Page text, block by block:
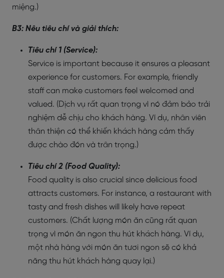
miệng.)
B3: Nêu tiêu chí và giải thích:
Tiêu chí 1 (Service):
Service is important because it ensures a pleasant
experience for customers. For example, friendly
staff can make customers feel welcomed and
valued. (Dịch vụ rất quan trọng vì nó đảm bảo trải
nghiệm dễ chịu cho khách hàng. Ví dụ, nhân viên
thân thiện có thể khiến khách hàng cảm thấy
được chào đón và trân trọng.)
Tiêu chí 2 (Food Quality):
Food quality is also crucial since delicious food
attracts customers. For instance, a restaurant with
tasty and fresh dishes will likely have repeat
customers. (Chất lượng món ăn cũng rất quan
trọng vì món ăn ngon thu hút khách hàng. Ví dụ,
một nhà hàng với món ăn tươi ngon sẽ có khả
năng thu hút khách hàng quay lại.)